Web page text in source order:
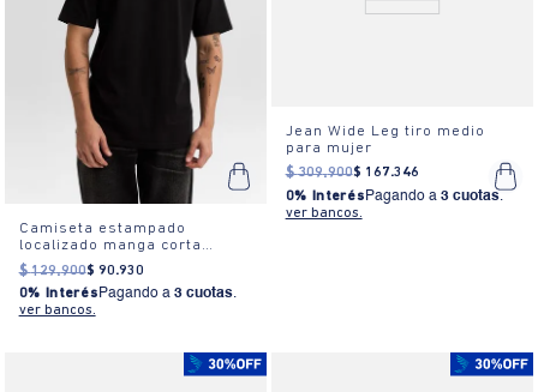
Camiseta estampado
localizado manga corta
cuello redondo para hombre
$ 129.900$ 90.930
0% InterésPagando a 3 cuotas.
ver bancos.
Jean Wide Leg tiro medio
para mujer
$ 309.900$ 167.346
0% Interés Pagando a 3 cuotas.
ver bancos.